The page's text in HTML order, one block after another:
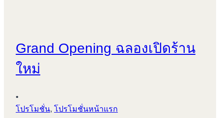
Grand Opening ฉลองเปิดร้าน
ใหม่
•
โปรโมชั่น, โปรโมชั่นหน้าแรก